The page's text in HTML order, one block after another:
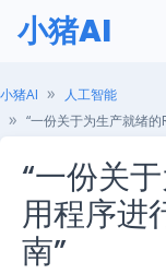
小猪AI
小猪AI
人工智能
“一份关于为生产就绪
“一份关
用程序进
南”